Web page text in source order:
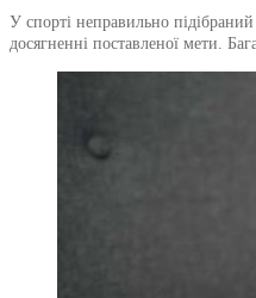
У спорті неправильно
досягненні поставленої мети.